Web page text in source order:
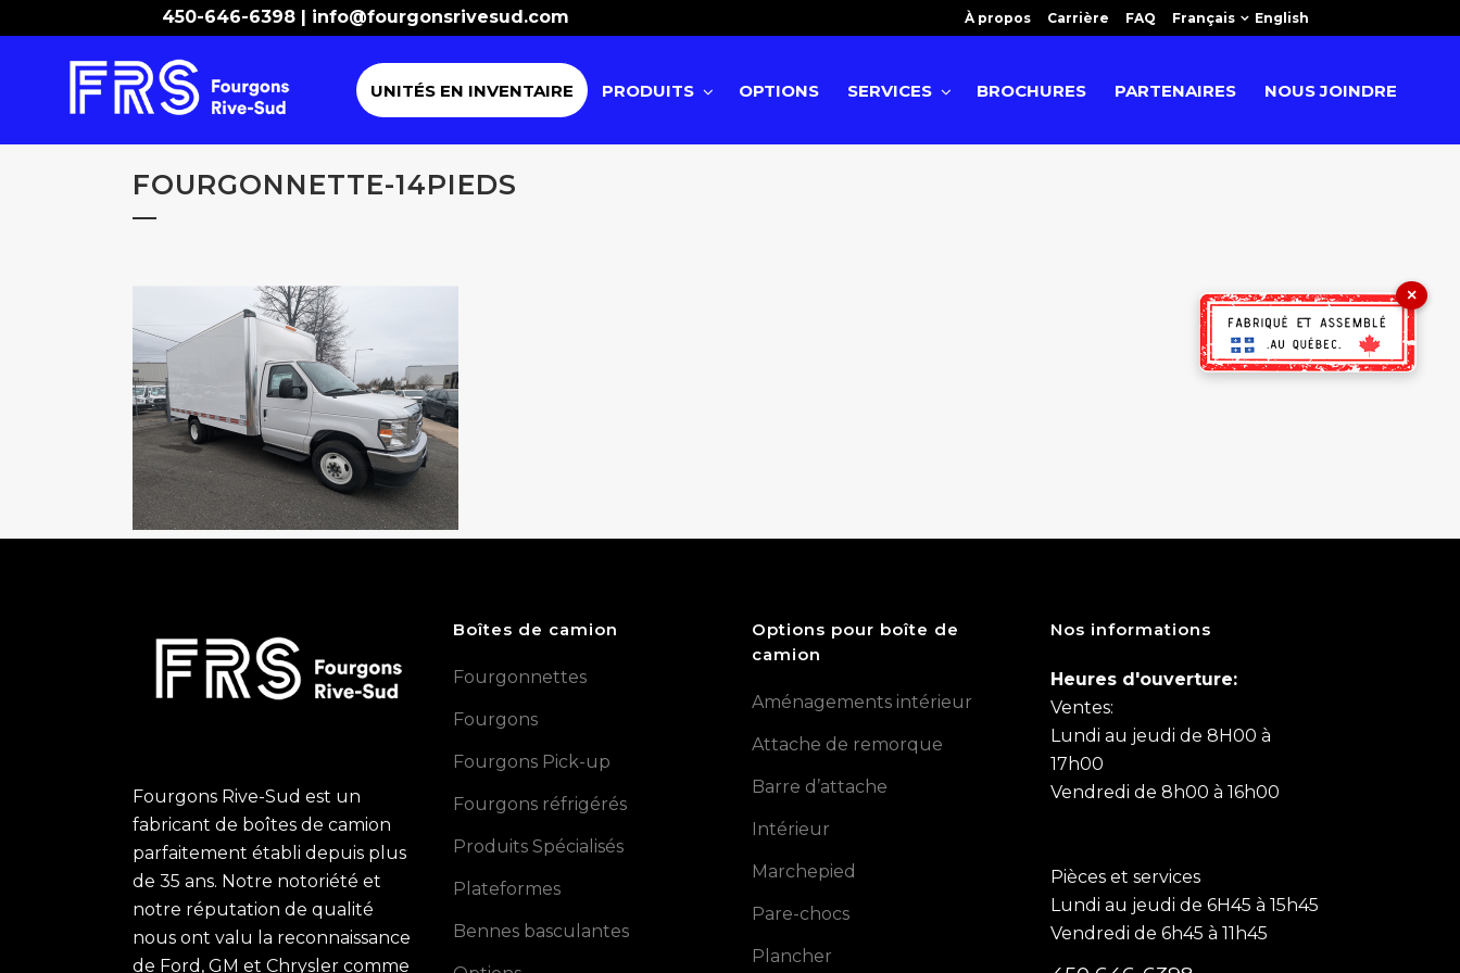
450-646-6398 | info@fourgonsrivesud.com À propos Carrière FAQ Français English
UNITÉS EN INVENTAIRE PRODUITS OPTIONS SERVICES BROCHURES PARTENAIRES NOUS JOINDRE
FOURGONNETTE-14PIEDS
Fourgons Rive-Sud est un
fabricant de boîtes de camion
parfaitement établi depuis plus
de 35 ans. Notre notoriété et
notre réputation de qualité
nous ont valu la reconnaissance
de Ford, GM et Chrysler comme
Boîtes de camion
Fourgonnettes
Fourgons
Fourgons Pick-up
Fourgons réfrigérés
Produits Spécialisés
Plateformes
Bennes basculantes
Options pour boîte de
camion
Aménagements intérieur
Attache de remorque
Barre d’attache
Intérieur
Marchepied
Pare-chocs
Plancher
Nos informations
Heures d'ouverture:
Ventes:
Lundi au jeudi de 8H00 à
17h00
Vendredi de 8h00 à 16h00
Pièces et services
Lundi au jeudi de 6H45 à 15h45
Vendredi de 6h45 à 11h45
×